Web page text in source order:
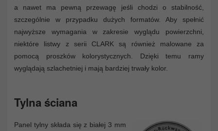
a nawet ma pewną przewagę jeśli chodzi o stabilność,
szczególnie w przypadku dużych formatów. Aby spełnić
najwyższe wymagania w zakresie wyglądu powierzchni,
niektóre listwy z serii CLARK są również malowane za
pomocą proszków kolorystycznych. Dzięki temu ramy
wyglądają szlachetniej i mają bardziej trwały kolor.
Tylna ściana
Panel tylny składa się z białej 3 mm